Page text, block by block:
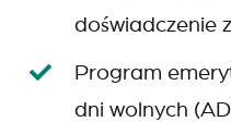
doświadczenie
Program
dni wolnych